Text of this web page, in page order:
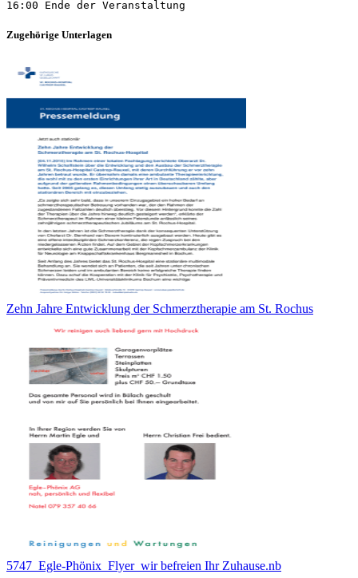
Zugehörige Unterlagen
Zehn Jahre Entwicklung der Schmerztherapie am St. Rochus
5747_Egle-Phönix_Flyer_wir befreien Ihr Zuhause.nb